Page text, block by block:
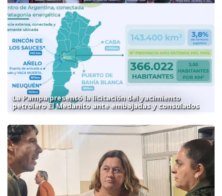
La Pampa presentó la licitación del yacimiento
petrolero El Medanito ante embajadas y consulados